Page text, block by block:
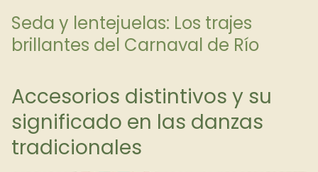
Seda y lentejuelas: Los trajes
brillantes del Carnaval de Río
Accesorios distintivos y su
significado en las danzas
tradicionales